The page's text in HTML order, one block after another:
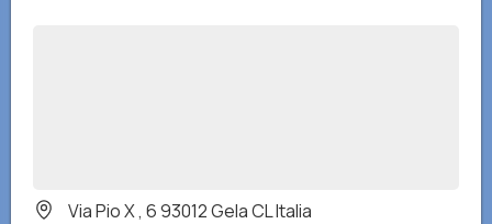
Via Pio X , 6 93012 Gela CL Italia